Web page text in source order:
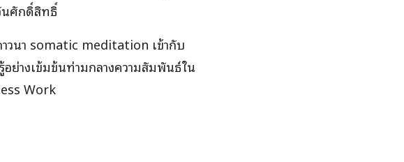
นศักดิ์สิทธิ์
าวนา somatic meditation เข้ากับ
อย่างเข้มข้นท่ามกลางความสัมพันธ์ใน
Work